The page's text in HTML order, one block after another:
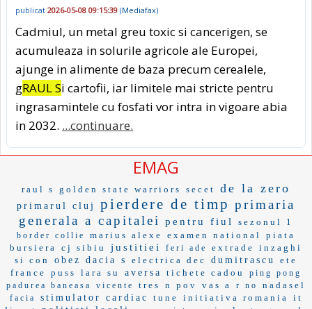
publicat 2026-05-08 09:15:39 (Mediafax)
Cadmiul, un metal greu toxic si cancerigen, se
acumuleaza in solurile agricole ale Europei,
ajunge in alimente de baza precum cerealele,
gRAUL Si cartofii, iar limitele mai stricte pentru
ingrasamintele cu fosfati vor intra in vigoare abia
in 2032. ...continuare.
EMAG
raul s golden state warriors secet de la zero
primarul cluj pierdere de timp primaria
generala a capitalei
pentru fiul sezonul 1
border collie marius alexe examen national
piata
bursiera
cj sibiu justitiei feri ade extrade
inzaghi
si con
obez dacia s electrica dec dumitrascu
ete
france
puss lara su aversa tichete cadou
ping pong
padurea baneasa
vicente tres n pov vas a r no nadasel
facia stimulator cardiac tune initiativa romania
it